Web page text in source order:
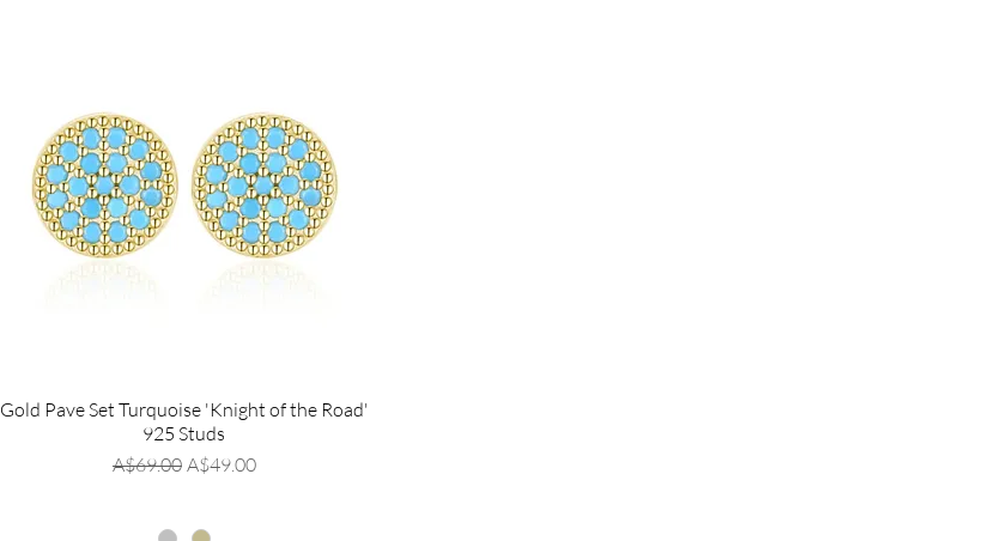
Gold Pave Set Turquoise 'Knight of the Road'
925 Studs
通常価格
A$69.00 セール価格
A$49.00